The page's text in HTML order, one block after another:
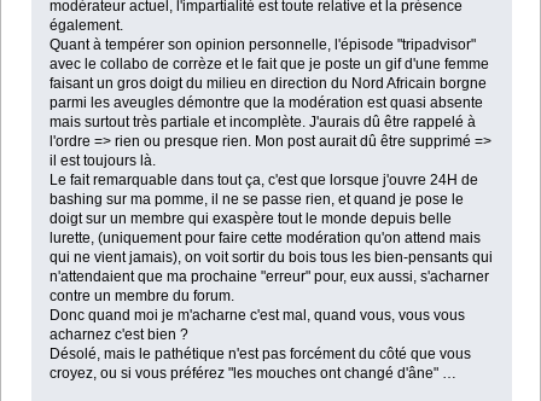
modérateur actuel, l'impartialité est toute relative et la présence
également.
Quant à tempérer son opinion personnelle, l'épisode "tripadvisor"
avec le collabo de corrèze et le fait que je poste un gif d'une femme
faisant un gros doigt du milieu en direction du Nord Africain borgne
parmi les aveugles démontre que la modération est quasi absente
mais surtout très partiale et incomplète. J'aurais dû être rappelé à
l'ordre => rien ou presque rien. Mon post aurait dû être supprimé =>
il est toujours là.
Le fait remarquable dans tout ça, c'est que lorsque j'ouvre 24H de
bashing sur ma pomme, il ne se passe rien, et quand je pose le
doigt sur un membre qui exaspère tout le monde depuis belle
lurette, (uniquement pour faire cette modération qu'on attend mais
qui ne vient jamais), on voit sortir du bois tous les bien-pensants qui
n'attendaient que ma prochaine "erreur" pour, eux aussi, s'acharner
contre un membre du forum.
Donc quand moi je m'acharne c'est mal, quand vous, vous vous
acharnez c'est bien ?
Désolé, mais le pathétique n'est pas forcément du côté que vous
croyez, ou si vous préférez "les mouches ont changé d'âne" …